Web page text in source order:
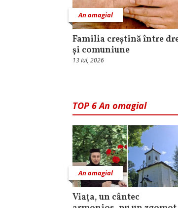
An omagial
Familia creștină între
și comuniune
13 Iul, 2026
TOP 6 An omagial
An omagial
Viaţa, un cântec